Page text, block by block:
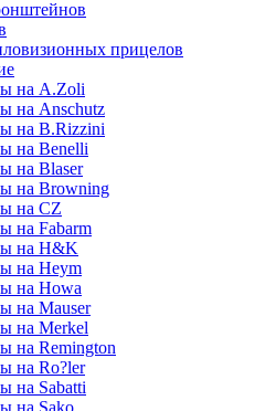
прицелов
на A.Zoli
на Anschutz
на B.Rizzini
на Benelli
на Blaser
на Browning
на CZ
на Fabarm
на H&K
на Heym
на Howa
на Mauser
на Merkel
на Remington
на Ro?ler
на Sabatti
на Sako